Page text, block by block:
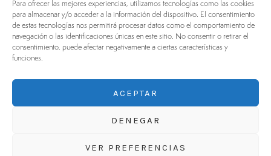
Para ofrecer las mejores experiencias, utilizamos tecnologías como las cookies
para almacenar y/o acceder a la información del dispositivo. El consentimiento
de estas tecnologías nos permitirá procesar datos como el comportamiento de
navegación o las identificaciones únicas en este sitio. No consentir o retirar el
consentimiento, puede afectar negativamente a ciertas características y
funciones.
ACEPTAR
DENEGAR
VER PREFERENCIAS
28770, ESPAÑA
INFO@DRV.ES
+34 902 100 021